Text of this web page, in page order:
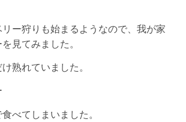
リー狩りも始まるようなので、我が家
見てみました。
熟れていました。
べてしまいました。